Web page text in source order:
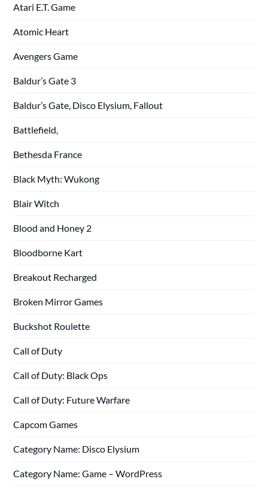
Atari E.T. Game
Atomic Heart
Avengers Game
Baldur’s Gate 3
Baldur’s Gate, Disco Elysium, Fallout
Battlefield,
Bethesda France
Black Myth: Wukong
Blair Witch
Blood and Honey 2
Bloodborne Kart
Breakout Recharged
Broken Mirror Games
Buckshot Roulette
Call of Duty
Call of Duty: Black Ops
Call of Duty: Future Warfare
Capcom Games
Category Name: Disco Elysium
Category Name: Game – WordPress